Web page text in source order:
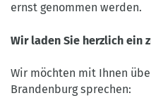
ernst genommen werden.
Wir laden Sie herzlich ein
Wir möchten mit Ihnen
Brandenburg sprechen: